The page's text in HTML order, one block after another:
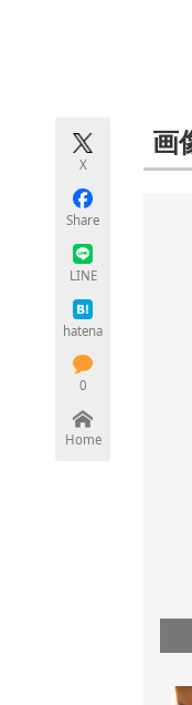
X
Share
LINE
hatena
0
Home
画